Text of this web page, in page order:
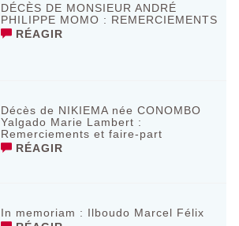
DÉCÈS DE MONSIEUR ANDRÉ
PHILIPPE MOMO : REMERCIEMENTS
RÉAGIR
Décès de NIKIEMA née CONOMBO
Yalgado Marie Lambert :
Remerciements et faire-part
RÉAGIR
In memoriam : Ilboudo Marcel Félix